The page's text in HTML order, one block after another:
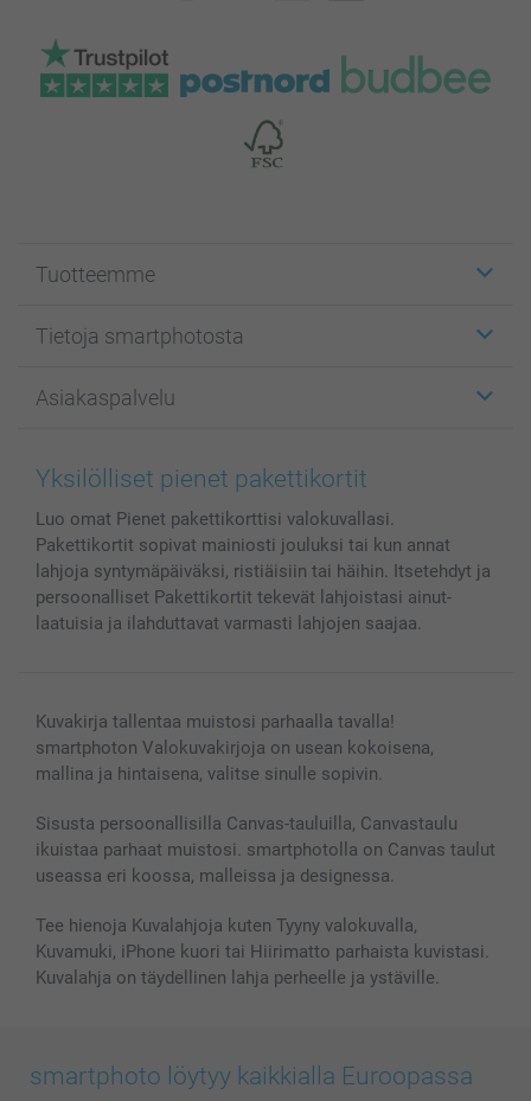
Tuotteemme
Kuvakortit
Kuvakirjat
Valokuvat, Julisteet & Taskukirjat
Kännykkä & Tabletti
MyNameBook
Kuvakalenterit & Päivyrit
Valokuvakehykset & Lisätarvikkeet
Lahjakortti
Tietoja smartphotosta
Affiliate ohjelma
Evästekäytäntö
Ehdot/takuut
Investor Relations
Asiakaspalvelu
100% tyytyväisyystakuu
Hinnat & maksutavat
Tilausten tila
Yksilölliset pienet pakettikortit
Luo omat Pienet pakettikorttisi valokuvallasi.
Pakettikortit sopivat mainiosti jouluksi tai kun annat
lahjoja syntymäpäiväksi, ristiäisiin tai häihin. Itsetehdyt ja
persoonalliset Pakettikortit tekevät lahjoistasi ainut-
laatuisia ja ilahduttavat varmasti lahjojen saajaa.
Kuvakirja tallentaa muistosi parhaalla tavalla!
smartphoton Valokuvakirjoja on usean kokoisena,
mallina ja hintaisena, valitse sinulle sopivin.
Sisusta persoonallisilla Canvas-tauluilla, Canvastaulu
ikuistaa parhaat muistosi. smartphotolla on Canvas taulut
useassa eri koossa, malleissa ja designessa.
Tee hienoja Kuvalahjoja kuten Tyyny valokuvalla,
Kuvamuki, iPhone kuori tai Hiirimatto parhaista kuvistasi.
Kuvalahja on täydellinen lahja perheelle ja ystäville.
smartphoto löytyy kaikkialla Euroopassa